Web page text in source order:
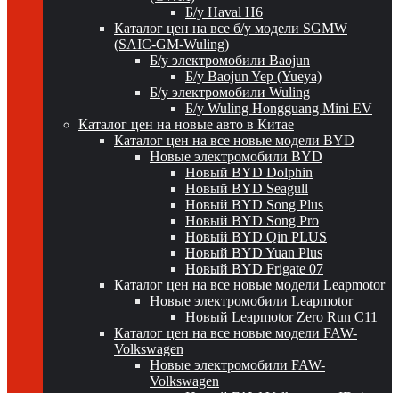
Б/у Haval H6
Каталог цен на все б/у модели SGMW
(SAIC-GM-Wuling)
Б/у электромобили Baojun
Б/у Baojun Yep (Yueya)
Б/у электромобили Wuling
Б/у Wuling Hongguang Mini EV
Каталог цен на новые авто в Китае
Каталог цен на все новые модели BYD
Новые электромобили BYD
Новый BYD Dolphin
Новый BYD Seagull
Новый BYD Song Plus
Новый BYD Song Pro
Новый BYD Qin PLUS
Новый BYD Yuan Plus
Новый BYD Frigate 07
Каталог цен на все новые модели Leapmotor
Новые электромобили Leapmotor
Новый Leapmotor Zero Run C11
Каталог цен на все новые модели FAW-
Volkswagen
Новые электромобили FAW-
Volkswagen